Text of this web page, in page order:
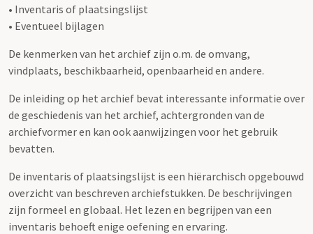
• Inventaris of plaatsingslijst
• Eventueel bijlagen
De kenmerken van het archief zijn o.m. de omvang,
vindplaats, beschikbaarheid, openbaarheid en andere.
De inleiding op het archief bevat interessante informatie over
de geschiedenis van het archief, achtergronden van de
archiefvormer en kan ook aanwijzingen voor het gebruik
bevatten.
De inventaris of plaatsingslijst is een hiërarchisch opgebouwd
overzicht van beschreven archiefstukken. De beschrijvingen
zijn formeel en globaal. Het lezen en begrijpen van een
inventaris behoeft enige oefening en ervaring.